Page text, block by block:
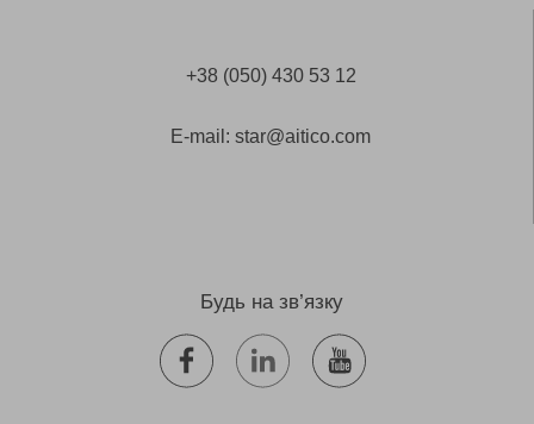
+38 (050) 430 53 12
E-mail: star@aitico.com
Будь на зв’язку